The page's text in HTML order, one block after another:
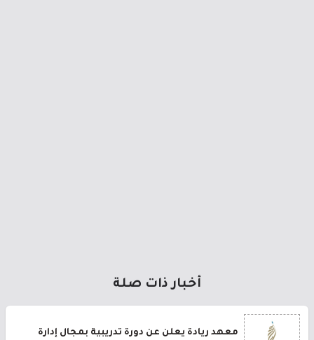
أخبار ذات صلة
معهد ريادة يعلن عن دورة تدريبية بمجال إدارة